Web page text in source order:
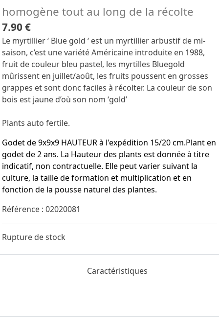
homogène tout au long de la récolte
7.90 €
Le myrtillier ‘ Blue gold ‘ est un myrtillier arbustif de mi-
saison, c’est une variété Américaine introduite en 1988,
fruit de couleur bleu pastel, les myrtilles Bluegold
mûrissent en juillet/août, les fruits poussent en grosses
grappes et sont donc faciles à récolter. La couleur de son
bois est jaune d’où son nom ‘gold’
Plants auto fertile.
Godet de 9x9x9 HAUTEUR à l'expédition 15/20 cm.Plant en
godet de 2 ans. La Hauteur des plants est donnée à titre
indicatif, non contractuelle. Elle peut varier suivant la
culture, la taille de formation et multiplication et en
fonction de la pousse naturel des plantes.
Référence : 02020081
Rupture de stock
Caractéristiques